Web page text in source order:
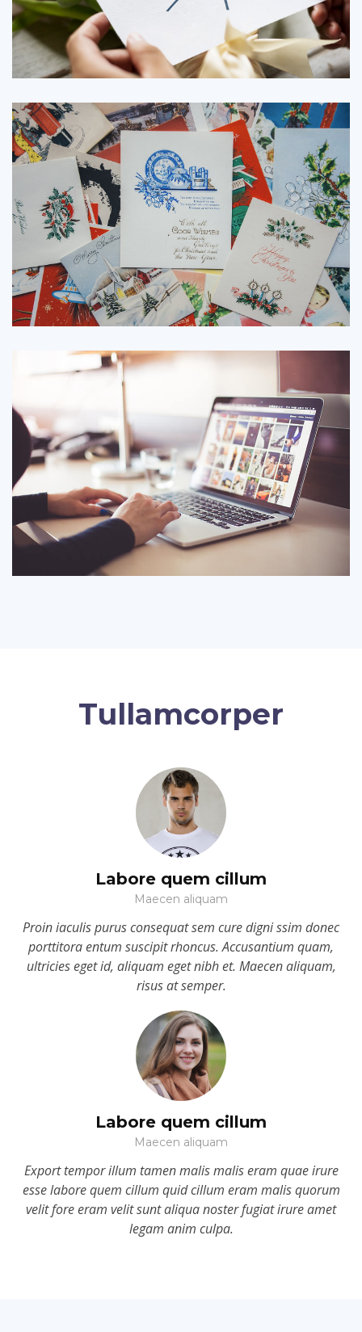
Tullamcorper
Labore quem cillum
Maecen aliquam
Proin iaculis purus consequat sem cure digni ssim donec
porttitora entum suscipit rhoncus. Accusantium quam,
ultricies eget id, aliquam eget nibh et. Maecen aliquam,
risus at semper.
Labore quem cillum
Maecen aliquam
Export tempor illum tamen malis malis eram quae irure
esse labore quem cillum quid cillum eram malis quorum
velit fore eram velit sunt aliqua noster fugiat irure amet
legam anim culpa.